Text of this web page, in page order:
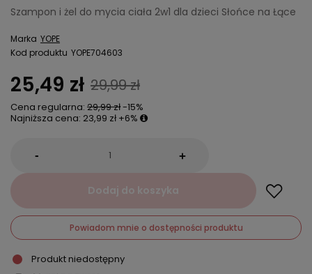
Szampon i żel do mycia ciała 2w1 dla dzieci Słońce na Łące
Marka YOPE
Kod produktu YOPE704603
25,49 zł 29,99 zł
Cena regularna: 29,99 zł-15%
Najniższa cena: 23,99 zł +6%
- +
Dodaj do koszyka
Powiadom mnie o dostępności produktu
Produkt niedostępny